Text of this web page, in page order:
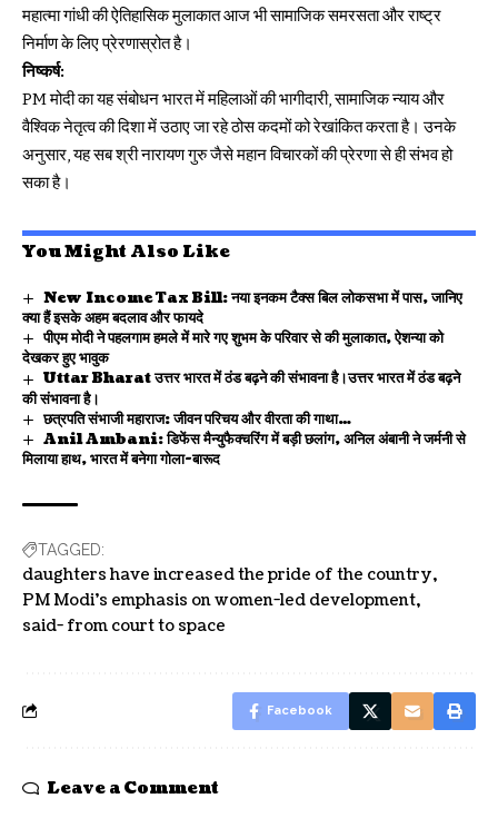
महात्मा गांधी की ऐतिहासिक मुलाकात आज भी सामाजिक समरसता और राष्ट्र
निर्माण के लिए प्रेरणास्रोत है।
निष्कर्ष:
PM मोदी का यह संबोधन भारत में महिलाओं की भागीदारी, सामाजिक न्याय और
वैश्विक नेतृत्व की दिशा में उठाए जा रहे ठोस कदमों को रेखांकित करता है। उनके
अनुसार, यह सब श्री नारायण गुरु जैसे महान विचारकों की प्रेरणा से ही संभव हो
सका है।
You Might Also Like
New Income Tax Bill: नया इनकम टैक्स बिल लोकसभा में पास, जानिए
क्या हैं इसके अहम बदलाव और फायदे
पीएम मोदी ने पहलगाम हमले में मारे गए शुभम के परिवार से की मुलाकात, ऐशन्या को
देखकर हुए भावुक
Uttar Bharat उत्तर भारत में ठंड बढ़ने की संभावना है।उत्तर भारत में ठंड बढ़ने
की संभावना है।
छत्रपति संभाजी महाराज: जीवन परिचय और वीरता की गाथा…
Anil Ambani: डिफेंस मैन्युफैक्चरिंग में बड़ी छलांग, अनिल अंबानी ने जर्मनी से
मिलाया हाथ, भारत में बनेगा गोला-बारूद
TAGGED:
daughters have increased the pride of the country
PM Modi's emphasis on women-led development
said- from court to space
Facebook
Leave a Comment